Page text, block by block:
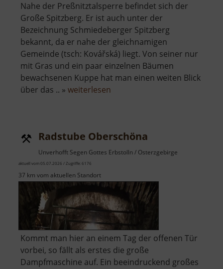
Nahe der Preßnitztalsperre befindet sich der
Große Spitzberg. Er ist auch unter der
Bezeichnung Schmiedeberger Spitzberg
bekannt, da er nahe der gleichnamigen
Gemeinde (tsch: Kovářská) liegt. Von seiner nur
mit Gras und ein paar einzelnen Bäumen
bewachsenen Kuppe hat man einen weiten Blick
über das .. » weiterlesen
Radstube Oberschöna
Unverhofft Segen Gottes Erbstolln / Osterzgebirge
aktuell vom 05.07.2026 / Zugriffe: 6176
37 km vom aktuellen Standort
Kommt man hier an einem Tag der offenen Tür
vorbei, so fällt als erstes die große
Dampfmaschine auf. Ein beeindruckend großes